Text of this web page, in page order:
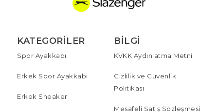
KATEGORILER
Spor Ayakkabı
Erkek Spor Ayakkabı
Erkek Sneaker
BILGI
KVKK Aydınlatma Metni
Gizlilik ve Güvenlik
Politikası
Mesafeli Satış Sözleşmesi